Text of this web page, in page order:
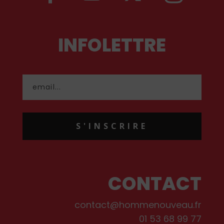
INFOLETTRE
S'INSCRIRE
CONTACT
contact@hommenouveau.fr
01 53 68 99 77